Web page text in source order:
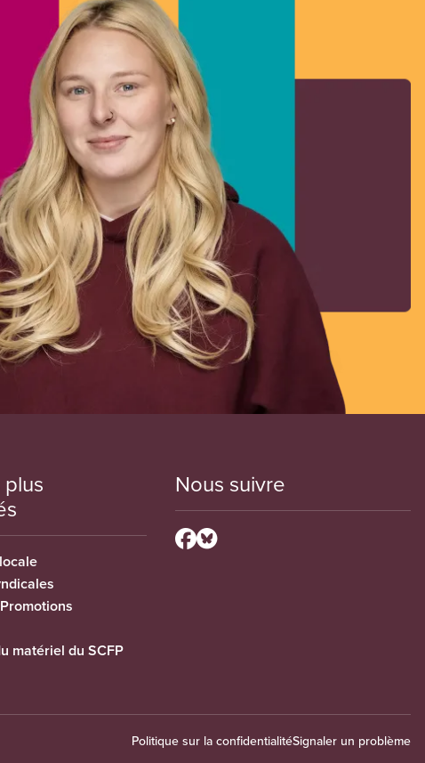
matériel du SCFP
Nous suivre
Politique sur la confidentialitéSignaler un problème